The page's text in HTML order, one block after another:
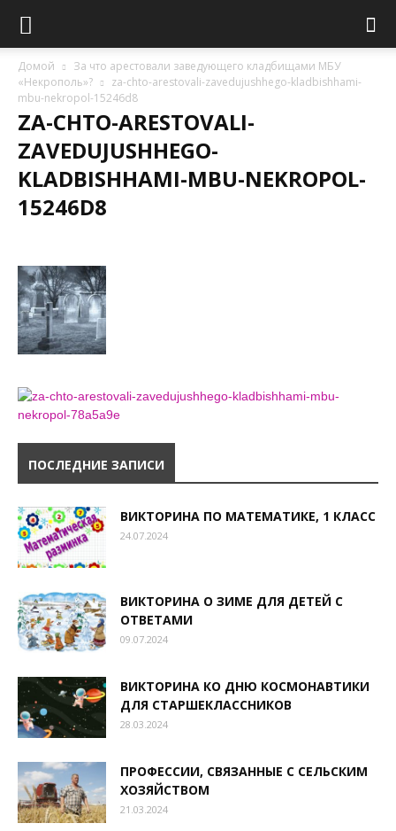
Домой
За что арестовали заведующего кладбищами МБУ
«Некрополь»?
za-chto-arestovali-zavedujushhego-kladbishhami-
mbu-nekropol-15246d8
ZA-CHTO-ARESTOVALI-
ZAVEDUJUSHHEGO-
KLADBISHHAMI-MBU-NEKROPOL-
15246D8
ПОСЛЕДНИЕ ЗАПИСИ
ВИКТОРИНА ПО МАТЕМАТИКЕ, 1 КЛАСС
24.07.2024
ВИКТОРИНА О ЗИМЕ ДЛЯ ДЕТЕЙ С
ОТВЕТАМИ
09.07.2024
ВИКТОРИНА КО ДНЮ КОСМОНАВТИКИ
ДЛЯ СТАРШЕКЛАССНИКОВ
28.03.2024
ПРОФЕССИИ, СВЯЗАННЫЕ С СЕЛЬСКИМ
ХОЗЯЙСТВОМ
21.03.2024